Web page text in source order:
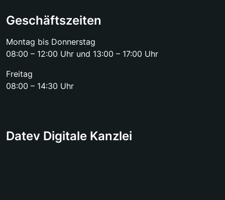
Geschäftszeiten
Montag bis Donnerstag
08:00 – 12:00 Uhr und 13:00 – 17:00 Uhr
Freitag
08:00 – 14:30 Uhr
Datev Digitale Kanzlei